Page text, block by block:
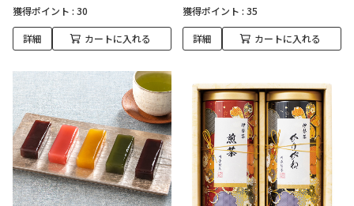
獲得ポイント : 30
詳細 カートに入れる
獲得ポイント : 35
詳細 カートに入れる